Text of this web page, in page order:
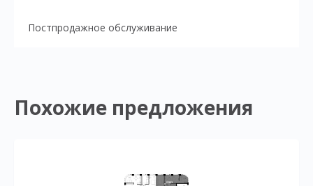
Постпродажное обслуживание
Похожие предложения